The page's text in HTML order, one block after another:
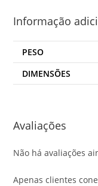
Informação
PESO
DIMENSÕES
Avaliações
Não há avaliações
Apenas clientes